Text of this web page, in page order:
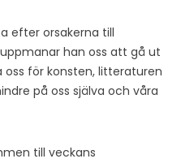
efter orsakerna till
han oss att gå ut
för konsten, litteraturen
på oss själva och våra
till veckans